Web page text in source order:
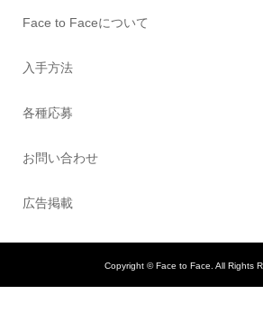
Face to Faceについて
入手方法
各種応募
お問い合わせ
広告掲載
Copyright ©Face to Face. All Rights